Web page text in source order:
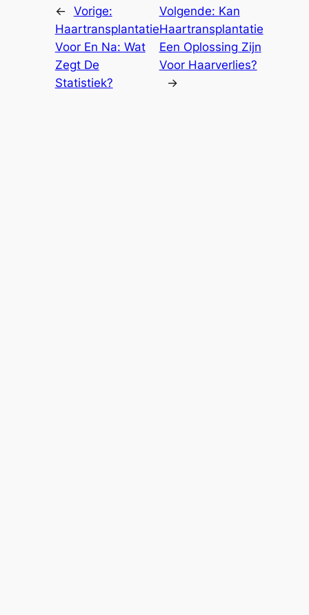
← Vorige:
Haartransplantatie
Voor En Na: Wat
Zegt De
Statistiek?
Volgende: Kan
Haartransplantatie
Een Oplossing Zijn
Voor Haarverlies?
→